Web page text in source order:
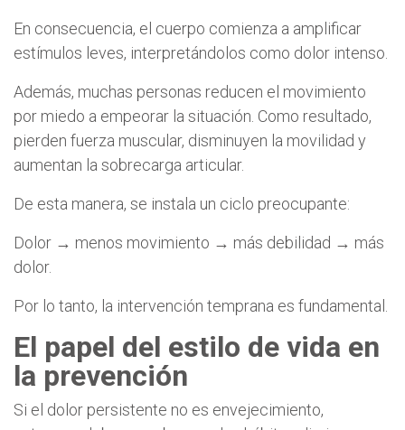
En consecuencia, el cuerpo comienza a amplificar
estímulos leves, interpretándolos como dolor intenso.
Además, muchas personas reducen el movimiento
por miedo a empeorar la situación. Como resultado,
pierden fuerza muscular, disminuyen la movilidad y
aumentan la sobrecarga articular.
De esta manera, se instala un ciclo preocupante:
Dolor → menos movimiento → más debilidad → más
dolor.
Por lo tanto, la intervención temprana es fundamental.
El papel del estilo de vida en
la prevención
Si el dolor persistente no es envejecimiento,